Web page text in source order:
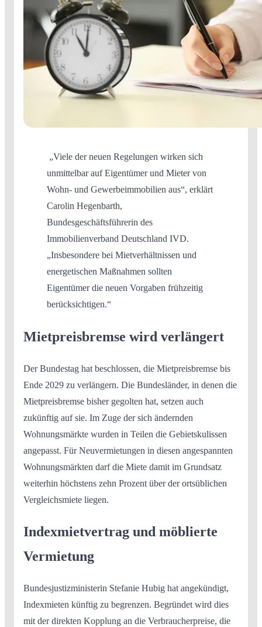
„Viele der neuen Regelungen wirken sich
unmittelbar auf Eigentümer und Mieter von
Wohn- und Gewerbeimmobilien aus“, erklärt
Carolin Hegenbarth,
Bundesgeschäftsführerin des
Immobilienverband Deutschland IVD.
„Insbesondere bei Mietverhältnissen und
energetischen Maßnahmen sollten
Eigentümer die neuen Vorgaben frühzeitig
berücksichtigen.“
Mietpreisbremse wird verlängert
Der Bundestag hat beschlossen, die Mietpreisbremse bis
Ende 2029 zu verlängern. Die Bundesländer, in denen die
Mietpreisbremse bisher gegolten hat, setzen auch
zukünftig auf sie. Im Zuge der sich ändernden
Wohnungsmärkte wurden in Teilen die Gebietskulissen
angepasst. Für Neuvermietungen in diesen angespannten
Wohnungsmärkten darf die Miete damit im Grundsatz
weiterhin höchstens zehn Prozent über der ortsüblichen
Vergleichsmiete liegen.
Indexmietvertrag und möblierte
Vermietung
Bundesjustizministerin Stefanie Hubig hat angekündigt,
Indexmieten künftig zu begrenzen. Begründet wird dies
mit der direkten Kopplung an die Verbraucherpreise, die